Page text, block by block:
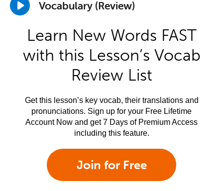
Vocabulary (Review)
Learn New Words FAST
with this Lesson’s Vocab
Review List
Get this lesson’s key vocab, their translations and
pronunciations. Sign up for your Free Lifetime
Account Now and get 7 Days of Premium Access
including this feature.
Join for Free